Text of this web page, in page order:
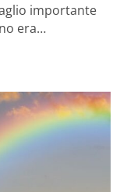
importante
era…